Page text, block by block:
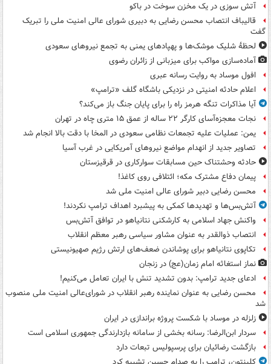
آتش سوزی در یک مخزن سوخت در باکو
قالیباف انتصاب محسن رضایی به دبیری شورای عالی امنیت ملی را تبریک
گفت
لحظۀ شلیک موشک‌ها و پهپادهای یمنی به تجمع نیروهای سعودی
آماده‌سازی مواکب برای میزبانی از زائران رضوی
افول موساد به روایت رسانه عبری
اعلام حادثه امنیتی در نزدیکی باشگاه گلف «ترامپ»
آیا مذاکرات تنگه هرمز راه را برای پایان جنگ باز می‌کند؟
نجات معجزه‌آسای کارگر ۲۲ ساله از عمق ۱۵ متری چاه در تهران
یمن: عملیات علیه تجمعات نظامی سعودی در المخا با دقت بالا انجام شد
تصاویر جدید از انهدام مواضع نیروهای آمریکایی در غرب آسیا
حادثه وحشتناک حین مسابقات سوارکاری در قرقیزستان
پیمان دفاع مشترک مکه؛ ائتلافی روی کاغذ!
محسن رضایی دبیر شورای عالی امنیت ملی شد
آتش‌بس‌ها و تهدیدها کمکی به پیشبرد اهداف ترامپ نکردند!
واکنش جهاد اسلامی به کارشکنی نتانیاهو در توافق آتش‌بس
انتصاب ذوالقدر به عنوان مشاور سیاسی رهبر معظم انقلاب
تکاپوی نتانیاهو برای پوشاندن ضعف‌های ارتش رژیم صهیونیستی
نماز استغاثه امام زمان(عج) در زنجان
ادعای جدید ترامپ: بدون تشدید تنش با ایران تعامل می‌کنیم!
محسن رضایی به عنوان نماینده رهبر انقلاب در شورای‌عالی امنیت ملی منصوب
شد
زلزله در موساد با شکست پروژه براندازی در ایران
سردار ابن‌الرضا: رسانه بخشی از سامانه بازدارندگی جمهوری اسلامی است
بازگشت رضائیان برای پرسپولیس تبعات دارد